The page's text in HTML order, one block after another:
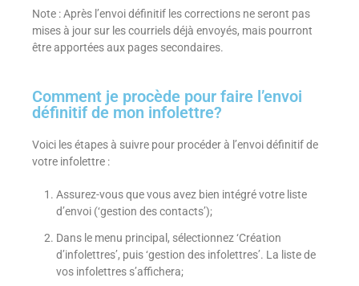
Note : Après l’envoi définitif les corrections ne seront pas
mises à jour sur les courriels déjà envoyés, mais pourront
être apportées aux pages secondaires.
Comment je procède pour faire l’envoi
définitif de mon infolettre?
Voici les étapes à suivre pour procéder à l’envoi définitif de
votre infolettre :
Assurez-vous que vous avez bien intégré votre liste
d’envoi (‘gestion des contacts’);
Dans le menu principal, sélectionnez ‘Création
d’infolettres’, puis ‘gestion des infolettres’. La liste de
vos infolettres s’affichera;